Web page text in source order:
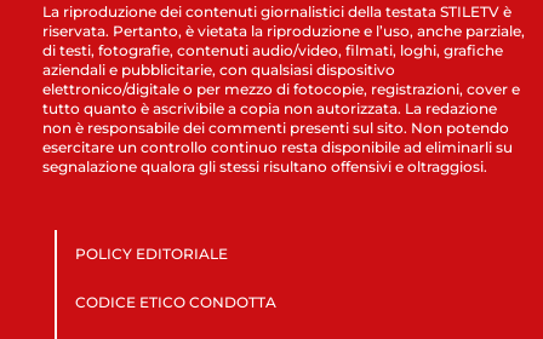
La riproduzione dei contenuti giornalistici della testata STILETV è
riservata. Pertanto, è vietata la riproduzione e l’uso, anche parziale,
di testi, fotografie, contenuti audio/video, filmati, loghi, grafiche
aziendali e pubblicitarie, con qualsiasi dispositivo
elettronico/digitale o per mezzo di fotocopie, registrazioni, cover e
tutto quanto è ascrivibile a copia non autorizzata. La redazione
non è responsabile dei commenti presenti sul sito. Non potendo
esercitare un controllo continuo resta disponibile ad eliminarli su
segnalazione qualora gli stessi risultano offensivi e oltraggiosi.
POLICY EDITORIALE
CODICE ETICO CONDOTTA